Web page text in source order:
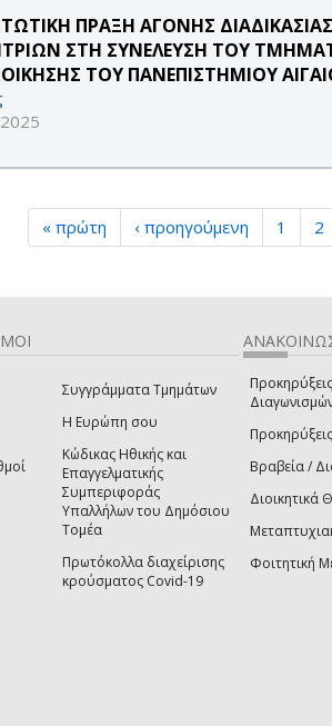
ΠΡΑΞΗ ΑΓΟΝΗΣ
ΣΤΗ ΣΥΝΕΛΕΥΣΗ ΤΟΥ
ΤΟΥ ΠΑΝΕΠΙΣΤΗΜΙΟΥ
« πρώτη ‹ προηγούμενη 1 2
Συγγράμματα Τμημάτων
Η Ευρώπη σου
Κώδικας Ηθικής και
Επαγγελματικής
Συμπεριφοράς
Υπαλλήλων του Δημόσιου
Τομέα
Πρωτόκολλα διαχείρισης
κρούσματος Covid-19
Προκηρύξεις
Βραβεία /
Διοικητικά
Φοιτητική